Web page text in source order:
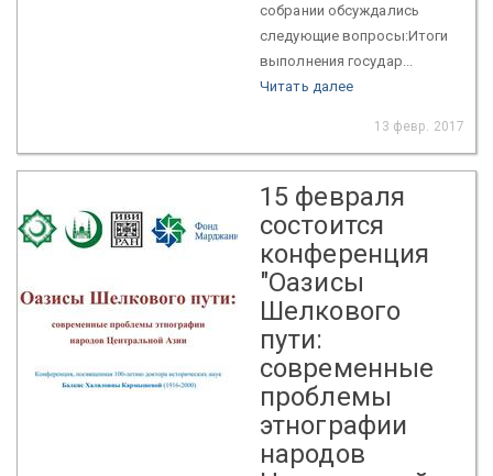
собрании обсуждались
следующие вопросы:Итоги
выполнения государ...
Читать далее
13 февр. 2017
15 февраля
состоится
конференция
"Оазисы
Шелкового
пути:
современные
проблемы
этнографии
народов